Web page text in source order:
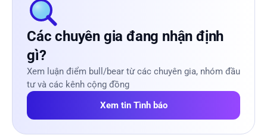
Các chuyên gia đang nhận định
gì?
Xem luận điểm bull/bear từ các chuyên gia, nhóm đầu
tư và các kênh cộng đồng
Xem tin Tình báo